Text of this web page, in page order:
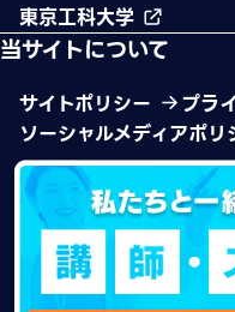
東京工科大学
当サイトについて
サイトポリシー
プラ
ソーシャルメディアポリ